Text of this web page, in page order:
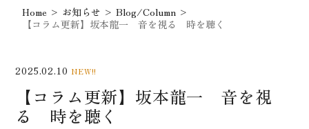
Home > お知らせ >Blog/Column >
【コラム更新】坂本龍一 音を視る 時を聴く
2025.02.10 NEW!!
【コラム更新】坂本龍一 音を視
る 時を聴く